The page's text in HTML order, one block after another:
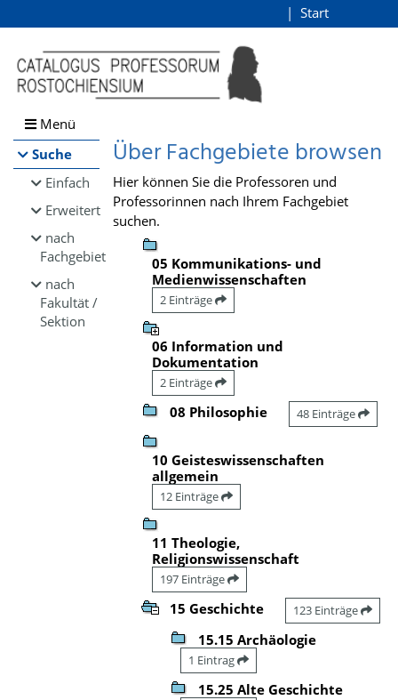
Browsen
direkt zum Inhalt
Start
Menü
Suche
Einfach
Erweitert
nach
Fachgebiet
nach
Fakultät /
Sektion
Über Fachgebiete browsen
Hier können Sie die Professoren und
Professorinnen nach Ihrem Fachgebiet
suchen.
05 Kommunikations- und
Medienwissenschaften
2 Einträge
06 Information und
Dokumentation
2 Einträge
08 Philosophie 48 Einträge
10 Geisteswissenschaften
allgemein
12 Einträge
11 Theologie,
Religionswissenschaft
197 Einträge
15 Geschichte 123 Einträge
15.15 Archäologie
1 Eintrag
15.25 Alte Geschichte